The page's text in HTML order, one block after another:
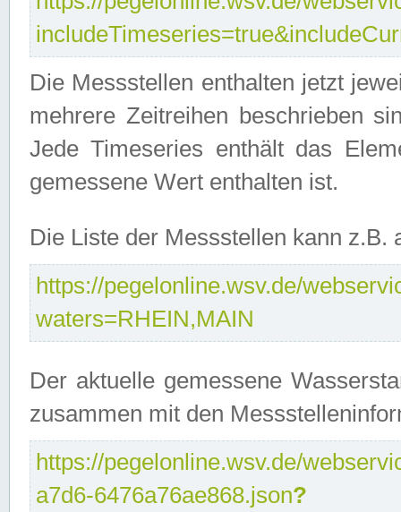
Die Messstellen enthalten jetzt
mehrere Zeitreihen beschrieben
Jede Timeseries enthält das
gemessene Wert enthalten ist.
Die Liste der Messstellen kann
https://pegelonline.wsv.de/
waters=RHEIN,MAIN
Der aktuelle gemessene
zusammen mit den
https://pegelonline.wsv.de/
a7d6-6476a76ae868.json?